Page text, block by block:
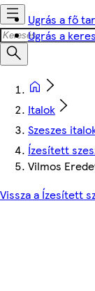
Ugrás a fő
Ugrás a
Italok
Szeszes
Ízesített
Vilmos
Vissza a Ízesített